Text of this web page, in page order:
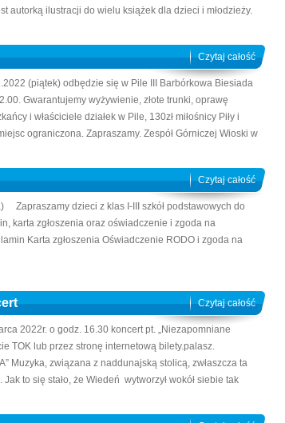
autorką ilustracji do wielu książek dla dzieci i młodzieży.
Czytaj całość
(piątek) odbędzie się w Pile III Barbórkowa Biesiada
Gwarantujemy wyżywienie, złote trunki, oprawę
i właściciele działek w Pile, 130zł miłośnicy Piły i
ograniczona. Zapraszamy. Zespół Górniczej Wioski w
Czytaj całość
Zapraszamy dzieci z klas I-III szkół podstawowych do
karta zgłoszenia oraz oświadczenie i zgoda na
Karta zgłoszenia Oświadczenie RODO i zgoda na
Czytaj całość
2022r. o godz. 16.30 koncert pt. „Niezapomniane
TOK lub przez stronę internetową bilety.palasz.
Muzyka, związana z naddunajską stolicą, zwłaszcza ta
to się stało, że Wiedeń wytworzył wokół siebie tak